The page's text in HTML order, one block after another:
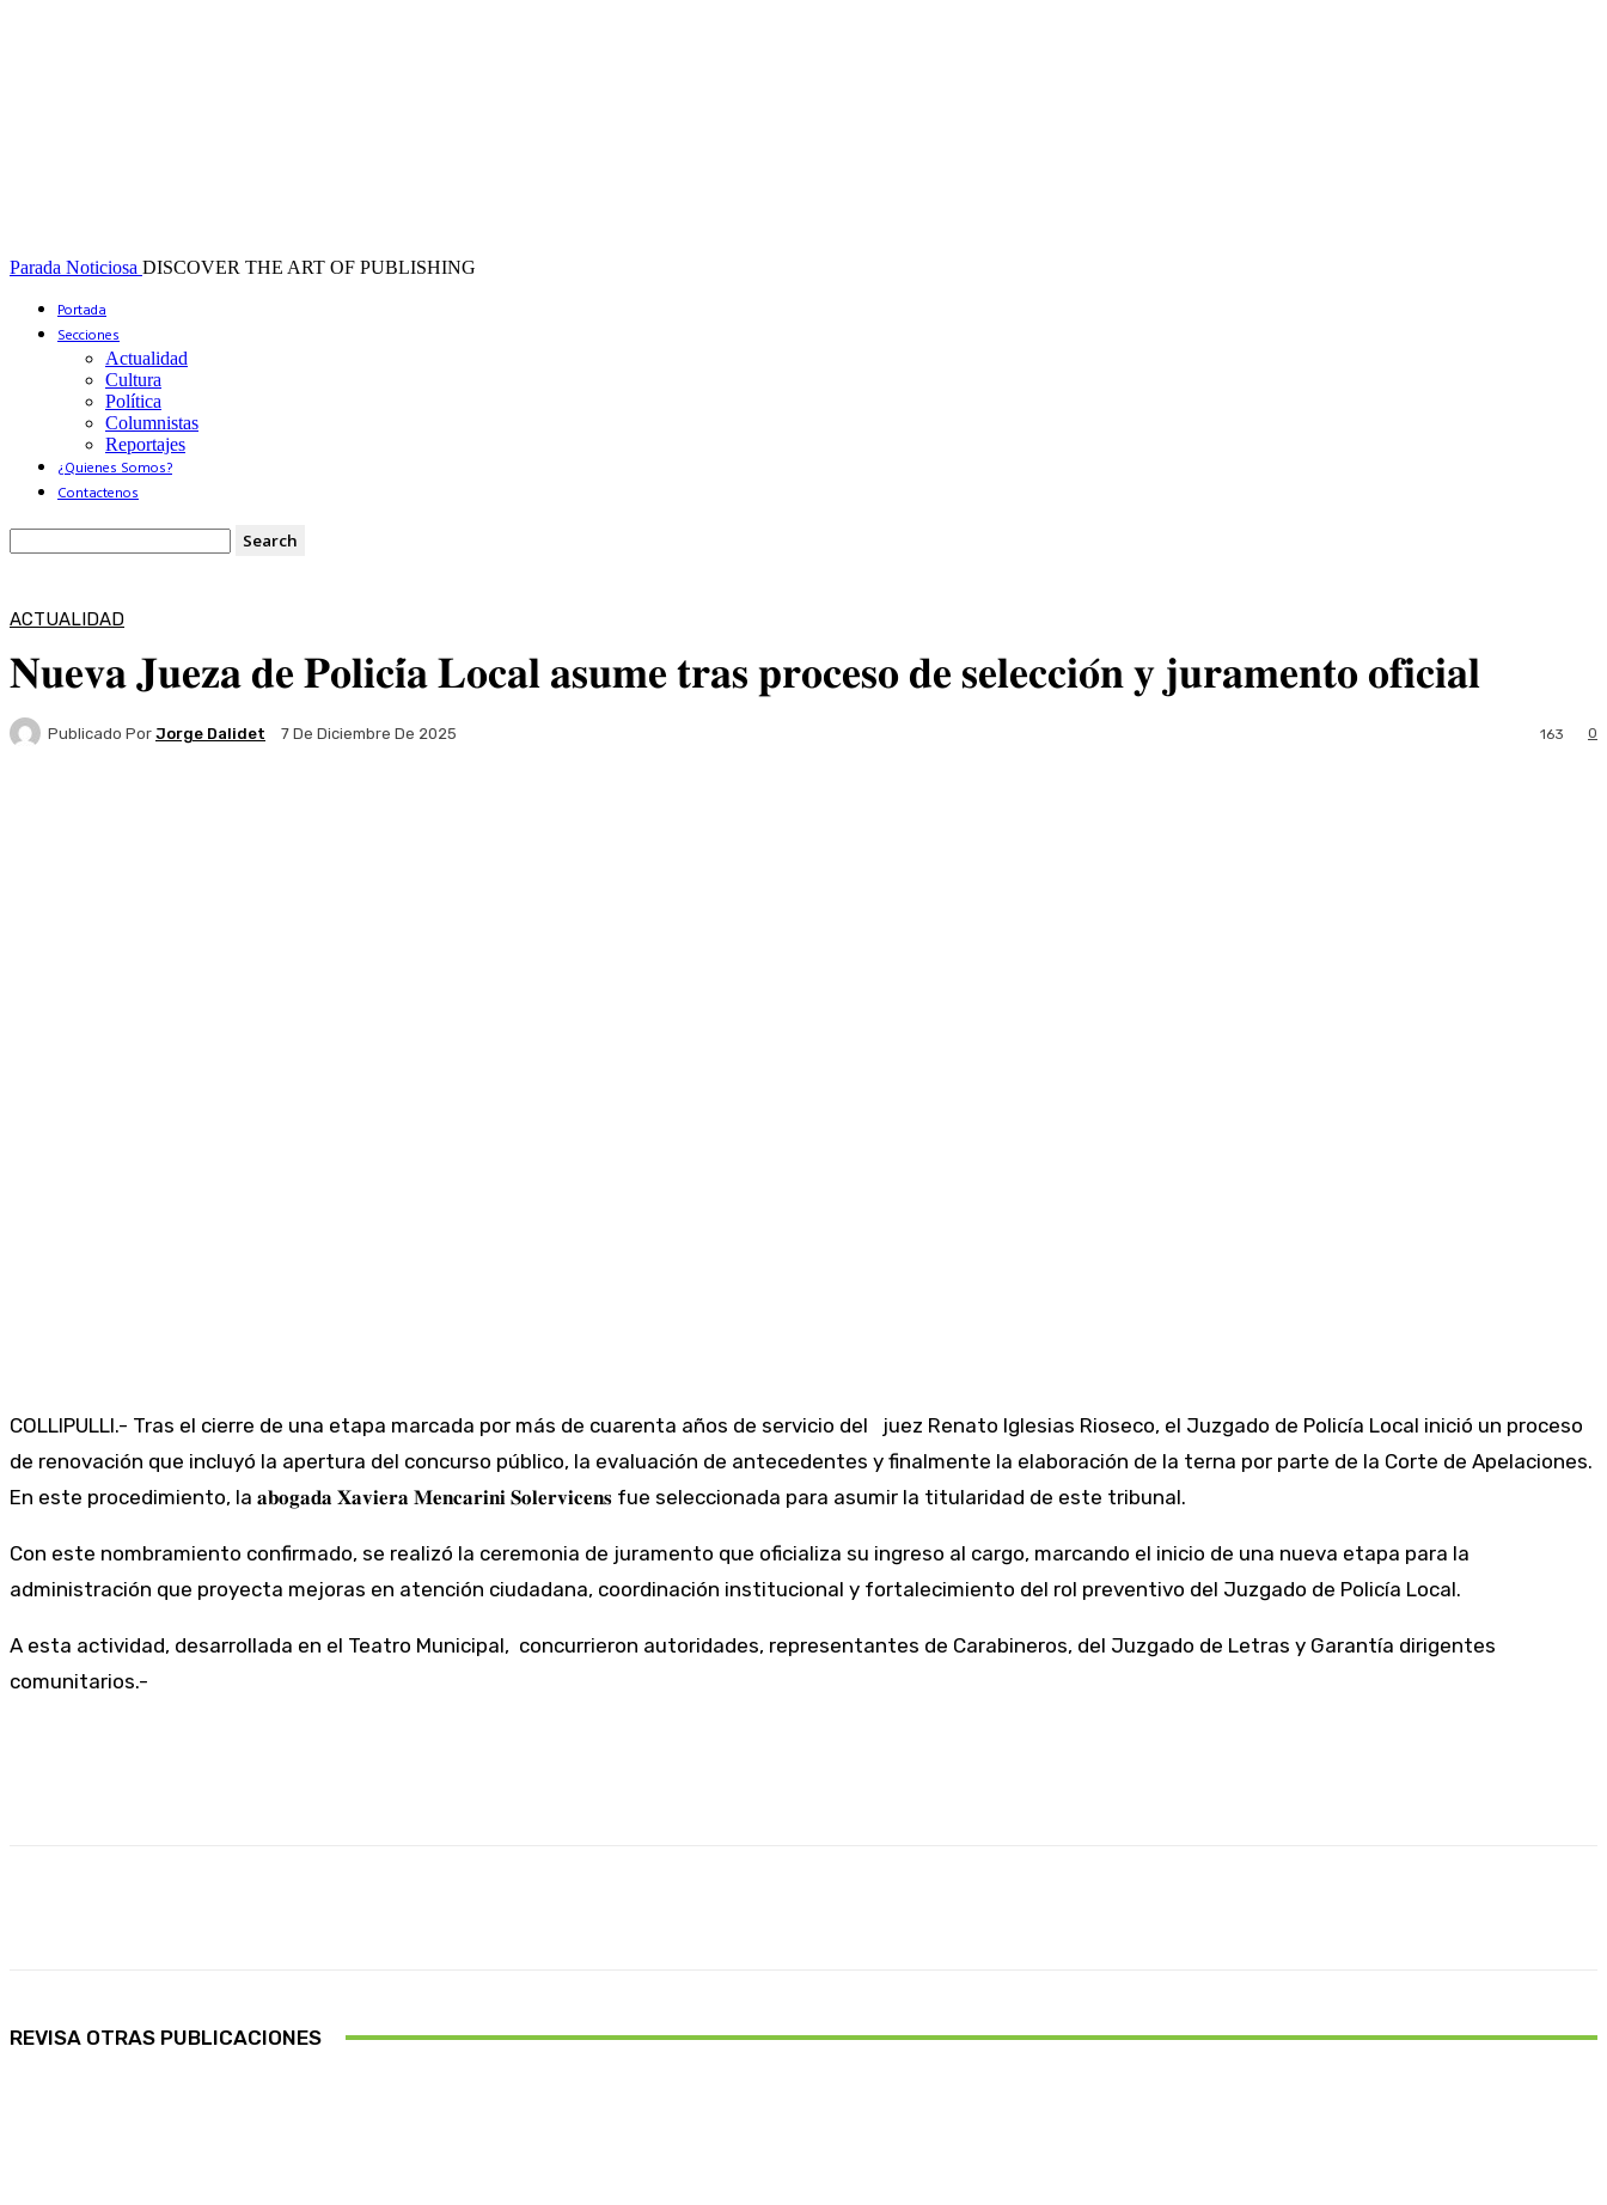
Parada Noticiosa DISCOVER THE ART OF PUBLISHING
Portada
Secciones
Actualidad
Cultura
Política
Columnistas
Reportajes
¿Quienes Somos?
Contactenos
ACTUALIDAD
𝐍𝐮𝐞𝐯𝐚 𝐉𝐮𝐞𝐳𝐚 𝐝𝐞 𝐏𝐨𝐥𝐢𝐜𝐢́𝐚 𝐋𝐨𝐜𝐚𝐥 𝐚𝐬𝐮𝐦𝐞 𝐭𝐫𝐚𝐬 𝐩𝐫𝐨𝐜𝐞𝐬𝐨 𝐝𝐞 𝐬𝐞𝐥𝐞𝐜𝐜𝐢𝐨́𝐧 𝐲 𝐣𝐮𝐫𝐚𝐦𝐞𝐧𝐭𝐨 𝐨𝐟𝐢𝐜𝐢𝐚𝐥
Publicado Por Jorge Dalidet 7 De Diciembre De 2025 0
163
COLLIPULLI.- Tras el cierre de una etapa marcada por más de cuarenta años de servicio del juez Renato Iglesias Rioseco, el Juzgado de Policía Local inició un proceso
de renovación que incluyó la apertura del concurso público, la evaluación de antecedentes y finalmente la elaboración de la terna por parte de la Corte de Apelaciones.
En este procedimiento, la 𝐚𝐛𝐨𝐠𝐚𝐝𝐚 𝐗𝐚𝐯𝐢𝐞𝐫𝐚 𝐌𝐞𝐧𝐜𝐚𝐫𝐢𝐧𝐢 𝐒𝐨𝐥𝐞𝐫𝐯𝐢𝐜𝐞𝐧𝐬 fue seleccionada para asumir la titularidad de este tribunal.
Con este nombramiento confirmado, se realizó la ceremonia de juramento que oficializa su ingreso al cargo, marcando el inicio de una nueva etapa para la
administración que proyecta mejoras en atención ciudadana, coordinación institucional y fortalecimiento del rol preventivo del Juzgado de Policía Local.
A esta actividad, desarrollada en el Teatro Municipal, concurrieron autoridades, representantes de Carabineros, del Juzgado de Letras y Garantía dirigentes
comunitarios.-
REVISA OTRAS PUBLICACIONES